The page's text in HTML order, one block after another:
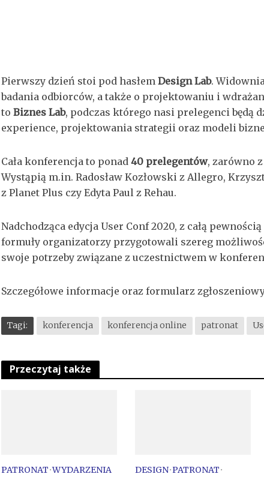
Pierwszy dzień stoi pod hasłem Design Lab.
badania odbiorców, a także o projektowaniu i
to Biznes Lab, podczas którego nasi prelegenci będą
experience, projektowania strategii oraz modeli
Cała konferencja to ponad 40 prelegentów, zarówno
Wystąpią m.in. Radosław Kozłowski z Allegro,
z Planet Plus czy Edyta Paul z Rehau.
Nadchodząca edycja User Conf 2020, z całą
formuły organizatorzy przygotowali szereg
swoje potrzeby związane z uczestnictwem w
Szczegółowe informacje oraz formularz
Tagi: konferencja konferencja online patronat
Przeczytaj także
PATRONAT•WYDARZENIA DESIGN•PATRONAT•